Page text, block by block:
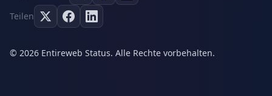
Teilen
© 2026 Entireweb Status. Alle Rechte vorbehalten.